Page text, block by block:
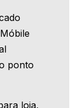
ponto
loja,